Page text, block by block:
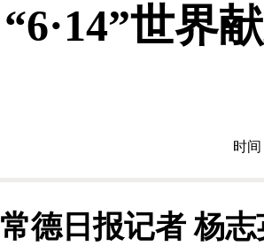
“6·14”世界
时间
常德日报记者 杨